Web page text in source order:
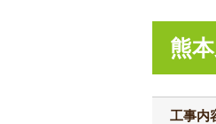
熊
工事内